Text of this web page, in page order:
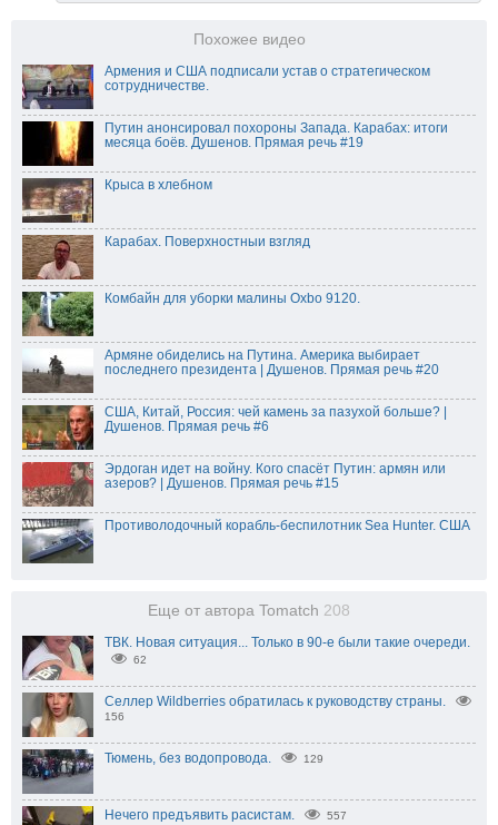
Похожее видео
Армения и США подписали устав о стратегическом
сотрудничестве.
Путин анонсировал похороны Запада. Карабах: итоги
месяца боёв. Душенов. Прямая речь #19
Крыса в хлебном
Карабах. Поверхностныи взгляд
Комбайн для уборки малины Oxbo 9120.
Армяне обиделись на Путина. Америка выбирает
последнего президента | Душенов. Прямая речь #20
США, Китай, Россия: чей камень за пазухой больше? |
Душенов. Прямая речь #6
Эрдоган идет на войну. Кого спасёт Путин: армян или
азеров? | Душенов. Прямая речь #15
Противолодочный корабль-беспилотник Sea Hunter. США
Еще от автора Tomatch 208
ТВК. Новая ситуация... Только в 90-е были такие очереди.
62
Селлер Wildberries обратилась к руководству страны.
156
Тюмень, без водопровода. 129
Нечего предъявить расистам. 557